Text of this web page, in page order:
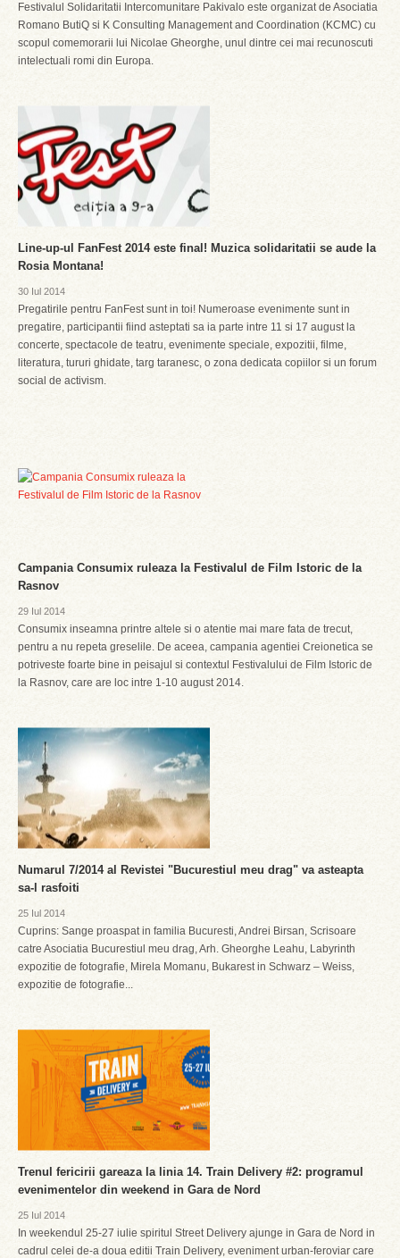
Festivalul Solidaritatii Intercomunitare Pakivalo este organizat de Asociatia
Romano ButiQ si K Consulting Management and Coordination (KCMC) cu
scopul comemorarii lui Nicolae Gheorghe, unul dintre cei mai recunoscuti
intelectuali romi din Europa.
Line-up-ul FanFest 2014 este final! Muzica solidaritatii se aude la
Rosia Montana!
30 Iul 2014
Pregatirile pentru FanFest sunt in toi! Numeroase evenimente sunt in
pregatire, participantii fiind asteptati sa ia parte intre 11 si 17 august la
concerte, spectacole de teatru, evenimente speciale, expozitii, filme,
literatura, tururi ghidate, targ taranesc, o zona dedicata copiilor si un forum
social de activism.
Campania Consumix ruleaza la Festivalul de Film Istoric de la
Rasnov
29 Iul 2014
Consumix inseamna printre altele si o atentie mai mare fata de trecut,
pentru a nu repeta greselile. De aceea, campania agentiei Creionetica se
potriveste foarte bine in peisajul si contextul Festivalului de Film Istoric de
la Rasnov, care are loc intre 1-10 august 2014.
Numarul 7/2014 al Revistei "Bucurestiul meu drag" va asteapta
sa-l rasfoiti
25 Iul 2014
Cuprins: Sange proaspat in familia Bucuresti, Andrei Birsan, Scrisoare
catre Asociatia Bucurestiul meu drag, Arh. Gheorghe Leahu, Labyrinth
expozitie de fotografie, Mirela Momanu, Bukarest in Schwarz – Weiss,
expozitie de fotografie...
Trenul fericirii gareaza la linia 14. Train Delivery #2: programul
evenimentelor din weekend in Gara de Nord
25 Iul 2014
In weekendul 25-27 iulie spiritul Street Delivery ajunge in Gara de Nord in
cadrul celei de-a doua editii Train Delivery, eveniment urban-feroviar care